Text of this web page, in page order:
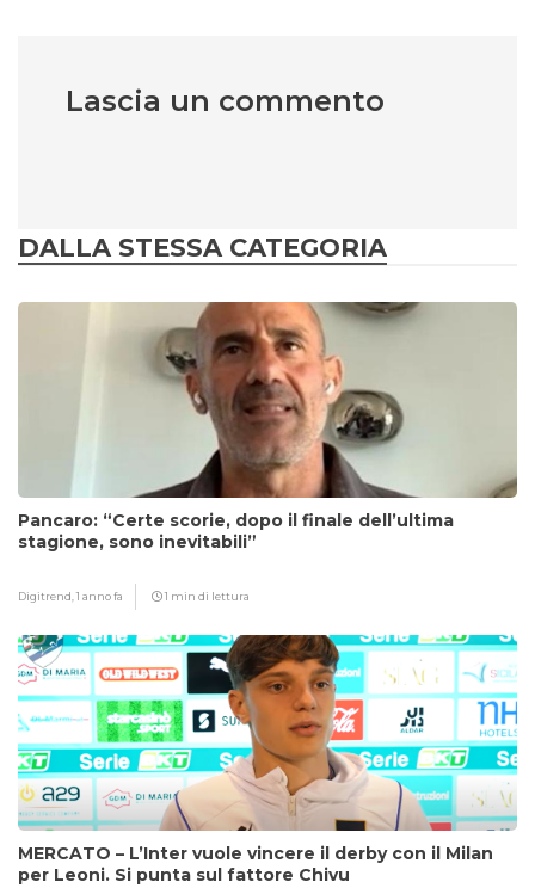
Lascia un commento
DALLA STESSA CATEGORIA
Pancaro: “Certe scorie, dopo il finale dell’ultima
stagione, sono inevitabili”
Digitrend,1 anno fa 1 min di lettura
MERCATO – L’Inter vuole vincere il derby con il Milan
per Leoni. Si punta sul fattore Chivu